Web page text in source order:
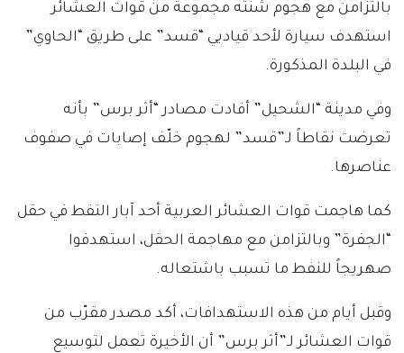
بالتزامن مع هجوم شنته مجموعة من قوات العشائر
استهدف سيارة لأحد قياديي “قسد” على طريق “الحاوي”
في البلدة المذكورة.
وفي مدينة “الشحيل” أفادت مصادر “أثر برس” بأنه
تعرضت نقاطاً لـ”قسد” لهجوم خلّف إصابات في صفوف
عناصرها.
كما هاجمت قوات العشائر العربية أحد آبار النفط في حقل
“الجفرة” وبالتزامن مع مهاجمة الحقل، استهدفوا
صهريجاً للنفط ما تسبب باشتعاله.
وقبل أيام من هذه الاستهدافات، أكد مصدر مقرّب من
قوات العشائر لـ”أثر برس” أن الأخيرة تعمل لتوسيع